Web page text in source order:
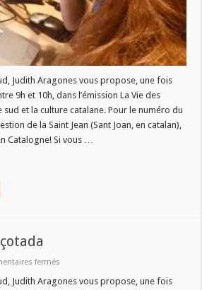
Judith Aragones vous propose, une fois
9h et 10h, dans l’émission La Vie des
sud et la culture catalane. Pour le numéro du
de la Saint Jean (Sant Joan, en catalan),
Catalogne! Si vous …
fermés
Sud
Judith Aragones vous propose, une fois